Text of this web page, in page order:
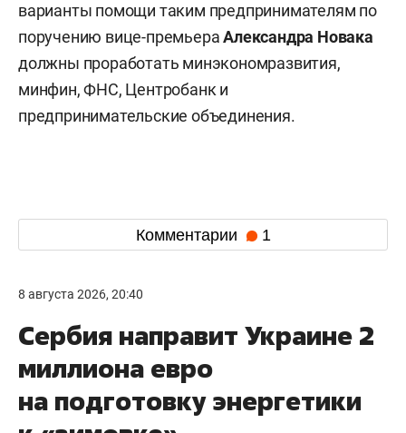
варианты помощи таким предпринимателям по
поручению вице-премьераАлександра Новака
должны проработать минэкономразвития,
минфин, ФНС, Центробанк и
предпринимательские объединения.
Комментарии 1
8 августа 2026, 20:40
Сербия направит Украине 2
миллиона евро
на подготовку энергетики